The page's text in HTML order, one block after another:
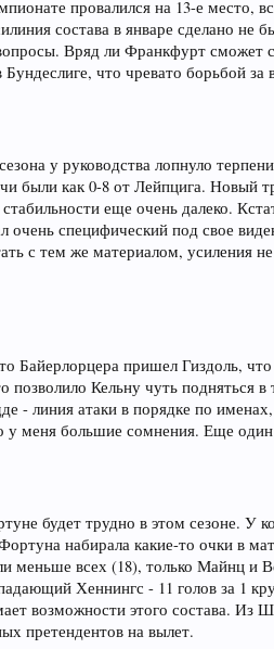
провалился на 13-е место,
состава в январе сделано
Вряд ли Франкфурт сможет
что чревато борьбой за
у руководства лопнуло
были как 0-8 от Лейпцига. Новый
еще очень далеко.
очень специфический под свое
с тем же материалом, усиления
Байерлорцера пришел Гиздоль,
позволило Кельну чуть
- линия атаки в порядке по
у меня большие сомнения. Еще
будет трудно в этом сезоне. У
набирала какие-то очки в
меньше всех (18), только Майнц
Хеннингс - 11 голов за 1
возможности этого состава. Из
претендентов на вылет.